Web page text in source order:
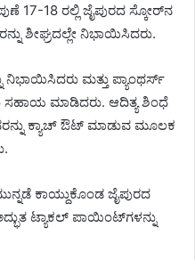
17-18 ರಲ್ಲಿ ಜೈಪುರದ ಸ್ಕೋರ್‌ನ
ಶೀಘ್ರದಲ್ಲೇ ನಿಭಾಯಿಸಿದರು.
ಮತ್ತು ಪ್ಯಾಂಥರ್ಸ್
ಸಹಾಯ ಮಾಡಿದರು. ಆದಿತ್ಯ ಶಿಂಧೆ
ಕ್ಯಾಚ್ ಔಟ್ ಮಾಡುವ ಮೂಲಕ
ಕಾಯ್ದುಕೊಂಡ ಜೈಪುರದ
ಟ್ಯಾಕಲ್ ಪಾಯಿಂಟ್‌ಗಳನ್ನು